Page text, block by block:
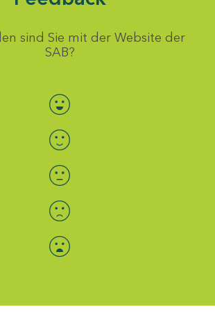
sind Sie mit der Website der
SAB?
Bewertung auswählen